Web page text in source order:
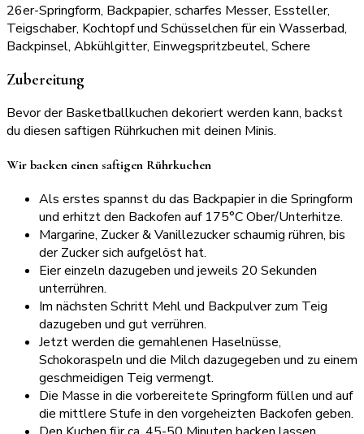
26er-Springform, Backpapier, scharfes Messer, Essteller,
Teigschaber, Kochtopf und Schüsselchen für ein Wasserbad,
Backpinsel, Abkühlgitter, Einwegspritzbeutel, Schere
Zubereitung
Bevor der Basketballkuchen dekoriert werden kann, backst
du diesen saftigen Rührkuchen mit deinen Minis.
Wir backen einen saftigen Rührkuchen
Als erstes spannst du das Backpapier in die Springform
und erhitzt den Backofen auf 175°C Ober/Unterhitze.
Margarine, Zucker & Vanillezucker schaumig rühren, bis
der Zucker sich aufgelöst hat.
Eier einzeln dazugeben und jeweils 20 Sekunden
unterrühren.
Im nächsten Schritt Mehl und Backpulver zum Teig
dazugeben und gut verrühren.
Jetzt werden die gemahlenen Haselnüsse,
Schokoraspeln und die Milch dazugegeben und zu einem
geschmeidigen Teig vermengt.
Die Masse in die vorbereitete Springform füllen und auf
die mittlere Stufe in den vorgeheizten Backofen geben.